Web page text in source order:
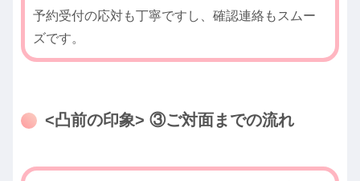
予約受付の応対も丁寧ですし、確認連絡もスムー
ズです。
<凸前の印象> ③ご対面までの流れ